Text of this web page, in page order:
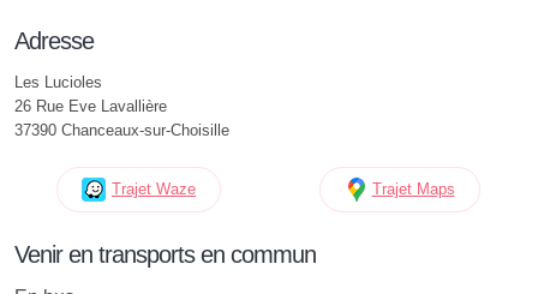
Adresse
Les Lucioles
26 Rue Eve Lavallière
37390 Chanceaux-sur-Choisille
Trajet Waze Trajet Maps
Venir en transports en commun